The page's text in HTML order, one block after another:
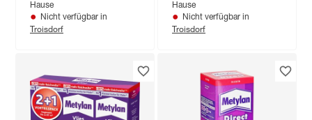
Hause
Nicht verfügbar in
Troisdorf
Hause
Nicht verfügbar in
Troisdorf